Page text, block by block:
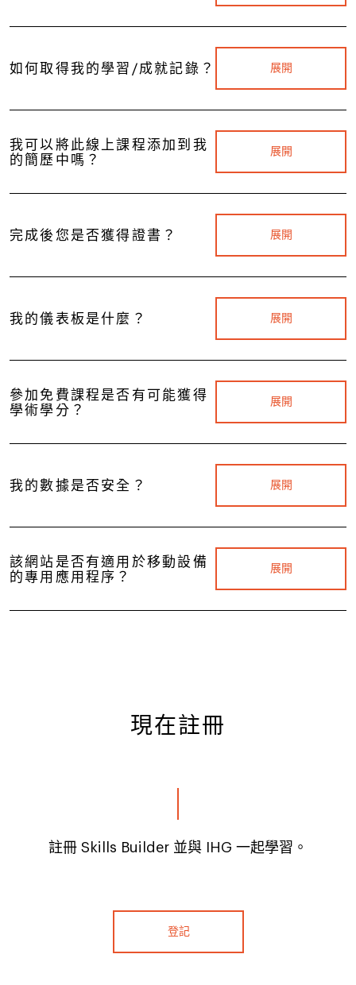
如何取得我的學習/成就記錄？ 展開
我可以將此線上課程添加到我
的簡歷中嗎？
展開
完成後您是否獲得證書？ 展開
我的儀表板是什麼？ 展開
參加免費課程是否有可能獲得
學術學分？
展開
我的數據是否安全？ 展開
該網站是否有適用於移動設備
的專用應用程序？
展開
登記
現在註冊
註冊 Skills Builder 並與 IHG 一起學習。